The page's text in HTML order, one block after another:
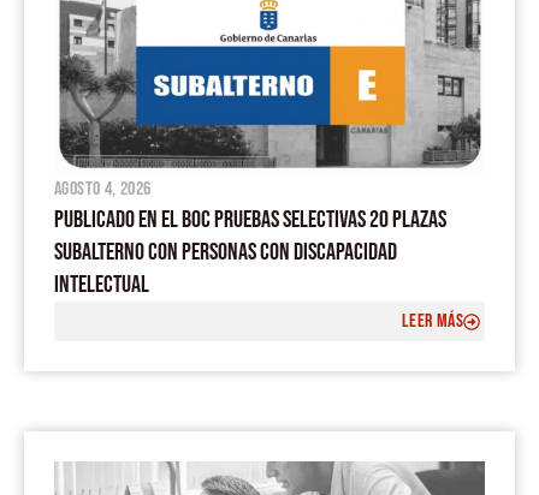
agosto 4, 2026
PUBLICADO EN EL BOC PRUEBAS SELECTIVAS 20 PLAZAS
SUBALTERNO CON PERSONAS CON DISCAPACIDAD
INTELECTUAL
LEER MÁS